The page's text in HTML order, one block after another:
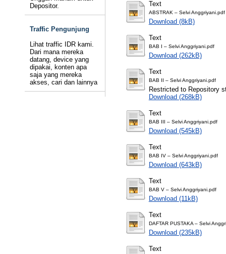
Depositor.
Traffic Pengunjung
Lihat traffic IDR kami.
Dari mana mereka
datang, device yang
dipakai, konten apa
saja yang mereka
akses, cari dan lainnya
Text
ABSTRAK – Selvi Anggriyani.pdf
Download (8kB)
Text
BAB I – Selvi Anggriyani.pdf
Download (262kB)
Text
BAB II – Selvi Anggriyani.pdf
Restricted to Repository
Download (268kB)
Text
BAB III – Selvi Anggriyani.pdf
Download (545kB)
Text
BAB IV – Selvi Anggriyani.pdf
Download (643kB)
Text
BAB V – Selvi Anggriyani.pdf
Download (11kB)
Text
DAFTAR PUSTAKA – Selvi
Download (235kB)
Text